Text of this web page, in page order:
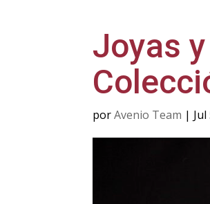
Joyas
porAvenio Team |